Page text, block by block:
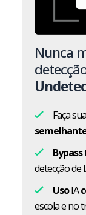
Nunca
Faça
Bypass
detecção de
UsoIA
escola e no